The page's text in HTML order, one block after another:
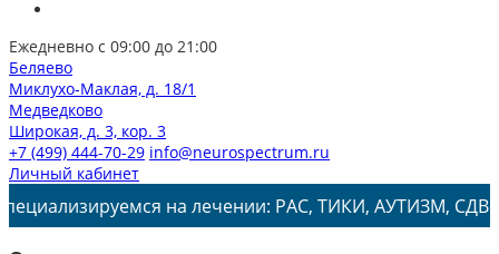
Ежедневно с 09:00 до 21:00
Беляево
Миклухо-Маклая, д. 18/1
Медведково
Широкая, д. 3, кор. 3
+7 (499) 444-70-29 info@neurospectrum.ru
Личный кабинет
на лечении: РАС, ТИКИ, АУТИЗМ, СДВГ, ЗПРР,